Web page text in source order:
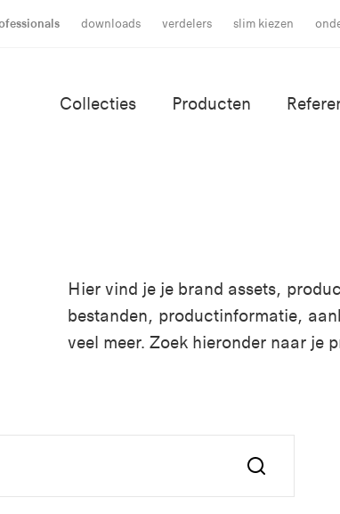
downloads verdelers slim kiezen
Collecties Producten
Hier vind je je brand assets,
bestanden, productinformatie,
veel meer. Zoek hieronder naar je